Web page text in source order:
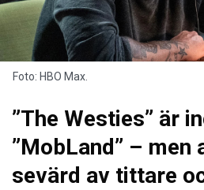
Foto: HBO Max.
”The Westies” är
”MobLand” – men
sevärd av tittare